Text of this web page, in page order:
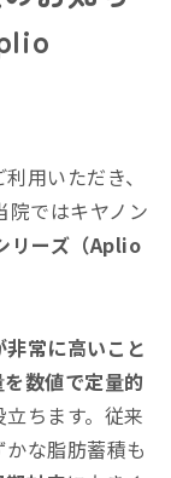
用いただき、
院ではキヤノン
リーズ（Aplio
常に高いこと
数値で定量的
立ちます。従来
な脂肪蓄積も